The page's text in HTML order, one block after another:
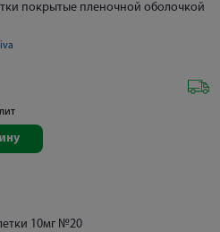
покрытые пленочной оболочкой
10мг №20